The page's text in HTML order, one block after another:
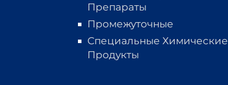
Препараты
Промежуточные
Специальные Химические
Продукты